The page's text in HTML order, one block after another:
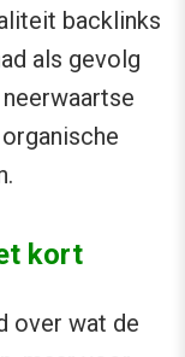
backlinks
als gevolg
kort
over wat de